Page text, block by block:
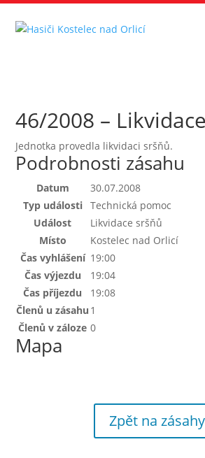
46/2008 –
Jednotka provedla likvidaci sršňů.
Podrobnosti zásahu
Datum
30.07.2008
Typ události
Technická pomoc
Událost
Likvidace sršňů
Místo
Kostelec nad Orlicí
Čas vyhlášení 19:00
Čas výjezdu
19:04
Čas příjezdu
19:08
Členů u zásahu 1
Členů v záloze 0
Mapa
Zpět na zásahy